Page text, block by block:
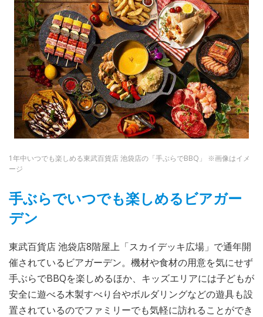
1年中いつでも楽しめる東武百貨店 池袋店の「手ぶらでBBQ」 ※画像はイメ
ージ
手ぶらでいつでも楽しめるビアガー
デン
東武百貨店 池袋店8階屋上「スカイデッキ広場」で通年開
催されているビアガーデン。機材や食材の用意を気にせず
手ぶらでBBQを楽しめるほか、キッズエリアには子どもが
安全に遊べる木製すべり台やボルダリングなどの遊具も設
置されているのでファミリーでも気軽に訪れることができ